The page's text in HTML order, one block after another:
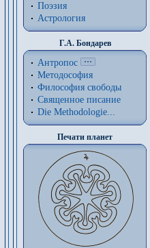
Поэзия
Астрология
Г.А. Бондарев
Антропос
Методософия
Философия cвободы
Священное писание
Die Methodologie...
Печати планет